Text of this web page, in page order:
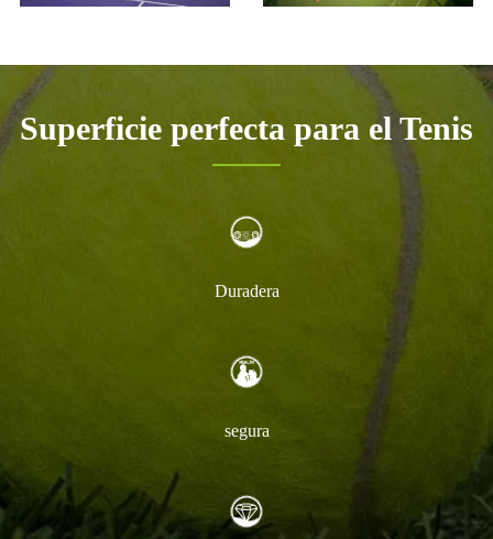
Superficie perfecta para el Tenis
Duradera
segura